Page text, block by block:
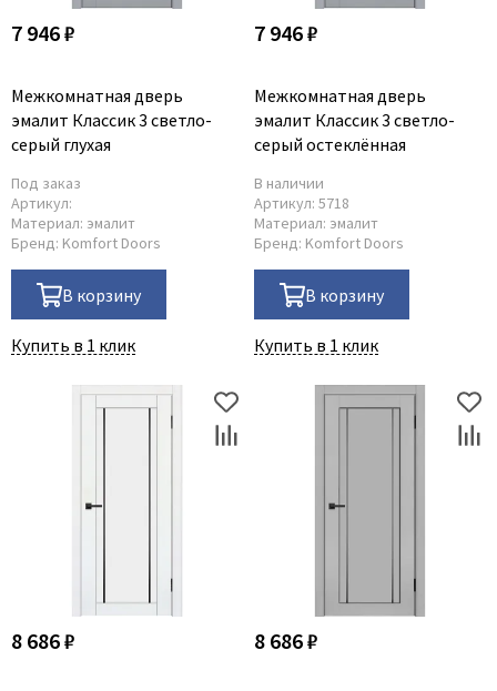
7 946 ₽
Межкомнатная дверь
эмалит Классик 3 светло-
серый глухая
Под заказ
Артикул:
Материал: эмалит
Бренд: Komfort Doors
В корзину
Купить в 1 клик
7 946 ₽
Межкомнатная дверь
эмалит Классик 3 светло-
серый остеклённая
В наличии
Артикул: 5718
Материал: эмалит
Бренд: Komfort Doors
В корзину
Купить в 1 клик
8 686 ₽ 8 686 ₽